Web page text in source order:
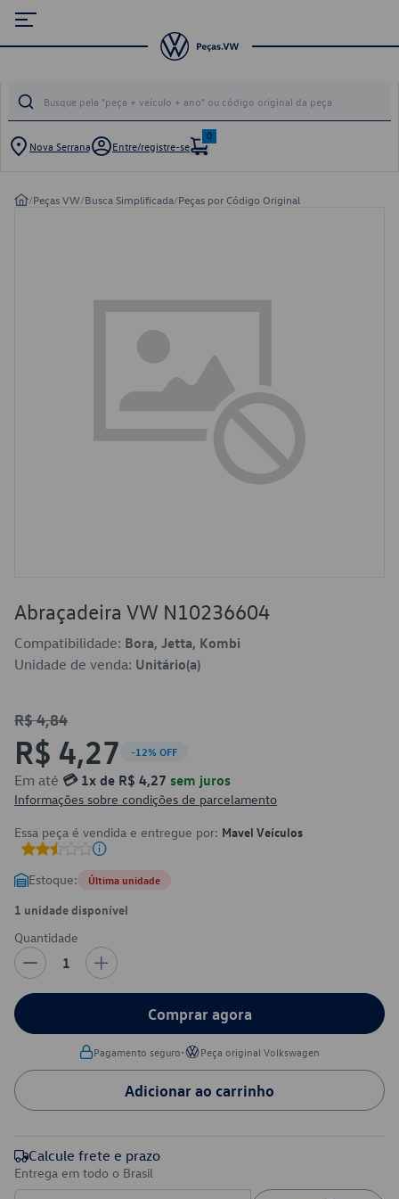
Nova Serrana Entre/registre-se
0
/Peças VW/Busca Simplificada/Peças por Código Original
Abraçadeira VW N10236604
Compatibilidade: Bora, Jetta, Kombi
Unidade de venda: Unitário(a)
R$ 4,84
R$ 4,27 -12% OFF
Em até 💳 1x de R$ 4,27 sem juros
Informações sobre condições de parcelamento
Essa peça é vendida e entregue por: Mavel Veículos
Estoque: Última unidade
1 unidade disponível
Quantidade
1
Comprar agora
Pagamento seguro• Peça original Volkswagen
Adicionar ao carrinho
Calcule frete e prazo
Entrega em todo o Brasil